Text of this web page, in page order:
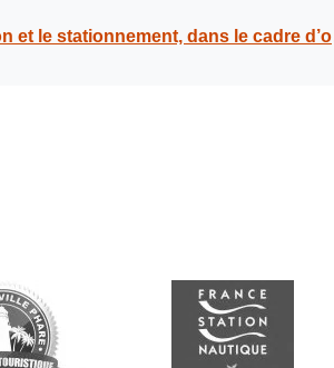
haute pression sur la départementale 119, à avenue de Montauban, du 16 au 20 juin